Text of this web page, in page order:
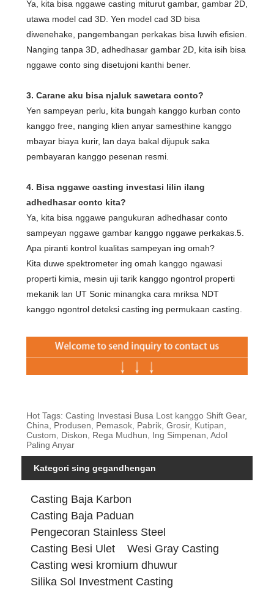
Ya, kita bisa nggawe casting miturut gambar, gambar 2D,
utawa model cad 3D. Yen model cad 3D bisa
diwenehake, pangembangan perkakas bisa luwih efisien.
Nanging tanpa 3D, adhedhasar gambar 2D, kita isih bisa
nggawe conto sing disetujoni kanthi bener.
3. Carane aku bisa njaluk sawetara conto?
Yen sampeyan perlu, kita bungah kanggo kurban conto
kanggo free, nanging klien anyar samesthine kanggo
mbayar biaya kurir, lan daya bakal dijupuk saka
pembayaran kanggo pesenan resmi.
4. Bisa nggawe casting investasi lilin ilang
adhedhasar conto kita?
Ya, kita bisa nggawe pangukuran adhedhasar conto
sampeyan nggawe gambar kanggo nggawe perkakas.5.
Apa piranti kontrol kualitas sampeyan ing omah?
Kita duwe spektrometer ing omah kanggo ngawasi
properti kimia, mesin uji tarik kanggo ngontrol properti
mekanik lan UT Sonic minangka cara mriksa NDT
kanggo ngontrol deteksi casting ing permukaan casting.
Hot Tags: Casting Investasi Busa Lost kanggo Shift Gear,
China, Produsen, Pemasok, Pabrik, Grosir, Kutipan,
Custom, Diskon, Rega Mudhun, Ing Simpenan, Adol
Paling Anyar
Kategori sing gegandhengan
Casting Baja Karbon
Casting Baja Paduan
Pengecoran Stainless Steel
Casting Besi Ulet
Wesi Gray Casting
Casting wesi kromium dhuwur
Silika Sol Investment Casting